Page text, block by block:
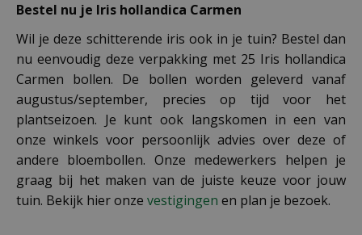
Bestel nu je Iris hollandica Carmen
Wil je deze schitterende iris ook in je tuin? Bestel dan
nu eenvoudig deze verpakking met 25 Iris hollandica
Carmen bollen. De bollen worden geleverd vanaf
augustus/september, precies op tijd voor het
plantseizoen. Je kunt ook langskomen in een van
onze winkels voor persoonlijk advies over deze of
andere bloembollen. Onze medewerkers helpen je
graag bij het maken van de juiste keuze voor jouw
tuin. Bekijk hier onze vestigingen en plan je bezoek.